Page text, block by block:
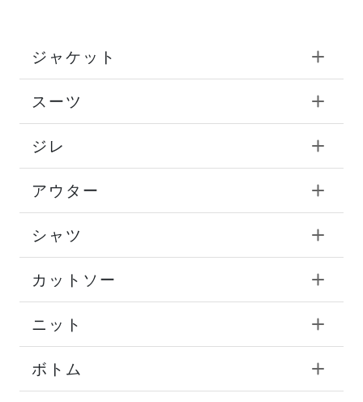
ジャケット
スーツ
ジレ
アウター
シャツ
カットソー
ニット
ボトム